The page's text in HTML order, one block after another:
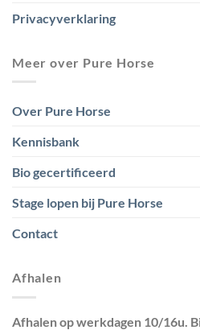
Privacyverklaring
Meer over Pure Horse
Over Pure Horse
Kennisbank
Bio gecertificeerd
Stage lopen bij Pure Horse
Contact
Afhalen
Afhalen op werkdagen 10/16u.